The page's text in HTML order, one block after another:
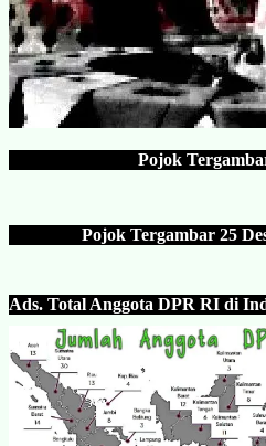
Pojok
Pojok Tergambar 25
Ads. Total Anggota DPR RI di